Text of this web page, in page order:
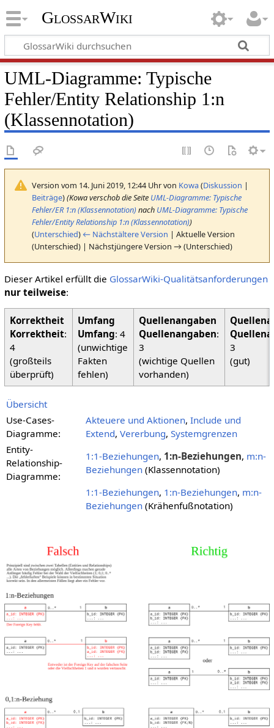
GlossarWiki
UML-Diagramme: Typische
Fehler/Entity Relationship 1:n
(Klassennotation)
Version vom 14. Juni 2019, 12:44 Uhr von Kowa(Diskussion |
Beiträge)(Kowa verschob die Seite UML-Diagramme: Typische
Fehler/ER 1:n (Klassennotation)nach UML-Diagramme: Typische
Fehler/Entity Relationship 1:n (Klassennotation))
(Unterschied) ← Nächstältere Version | Aktuelle Version
(Unterschied) | Nächstjüngere Version → (Unterschied)
Dieser Artikel erfüllt die GlossarWiki-Qualitätsanforderungen
nur teilweise:
Korrektheit:
4
(großteils
überprüft)
Umfang: 4
(unwichtige
Fakten
fehlen)
Quellenangaben:
3
(wichtige Quellen
vorhanden)
3
(gut)
Übersicht
Use-Cases-
Diagramme:
Akteuere und Aktionen, Include und
Extend, Vererbung, Systemgrenzen
Entity-
Relationship-
Diagramme:
1:1-Beziehungen, 1:n-Beziehungen, m:n-
Beziehungen(Klassennotation)
1:1-Beziehungen, 1:n-Beziehungen, m:n-
Beziehungen(Krähenfußnotation)